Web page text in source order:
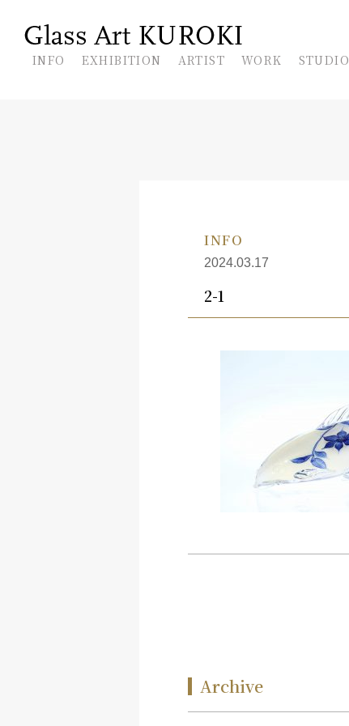
INFO EXHIBITION ARTIST WORK STUDIO
INFO
2024.03.17
2-1
Archive